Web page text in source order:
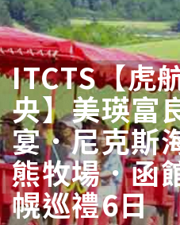
ITCTS【虎
央】美瑛富
宴．尼克斯
熊牧場．函
幌巡禮6日